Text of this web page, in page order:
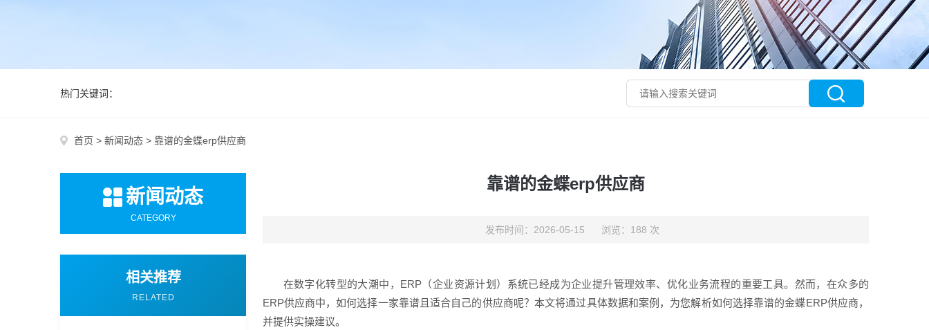
热门关键词：
首页 > 新闻动态 > 靠谱的金蝶erp供应商
新闻动态
CATEGORY
相关推荐
RELATED
靠谱的金蝶erp供应商
发布时间：2026-05-15 浏览：188 次
在数字化转型的大潮中，ERP（企业资源计划）系统已经成为企业提升管理效率、优化业务流程的重要工具。然而，在众多的
ERP供应商中，如何选择一家靠谱且适合自己的供应商呢？本文将通过具体数据和案例，为您解析如何选择靠谱的金蝶ERP供应商，
并提供实操建议。